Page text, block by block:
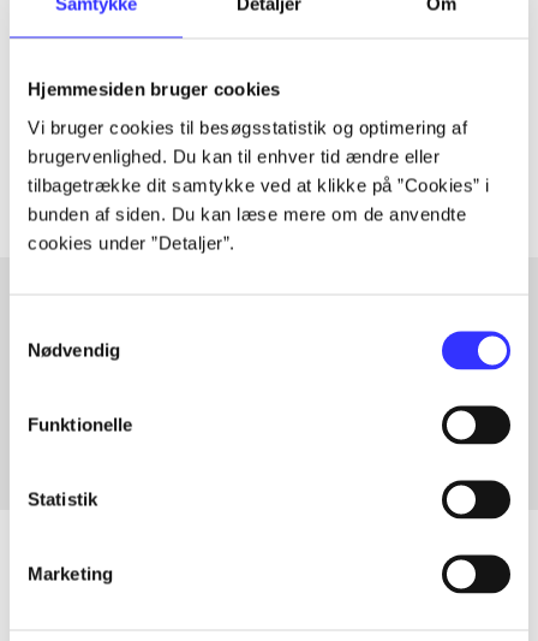
Hjemmesiden bruger cookies
Vi bruger cookies til besøgsstatistik og optimering af
brugervenlighed. Du kan til enhver tid ændre eller
tilbagetrække dit samtykke ved at klikke på ”Cookies” i
bunden af siden. Du kan læse mere om de anvendte
cookies under ”Detaljer”.
Nødvendig
Funktionelle
Statistik
Marketing
Artiklen er en del af
Tidsskrift
Artiklerne i handler ofte om
Artikler med samme emner